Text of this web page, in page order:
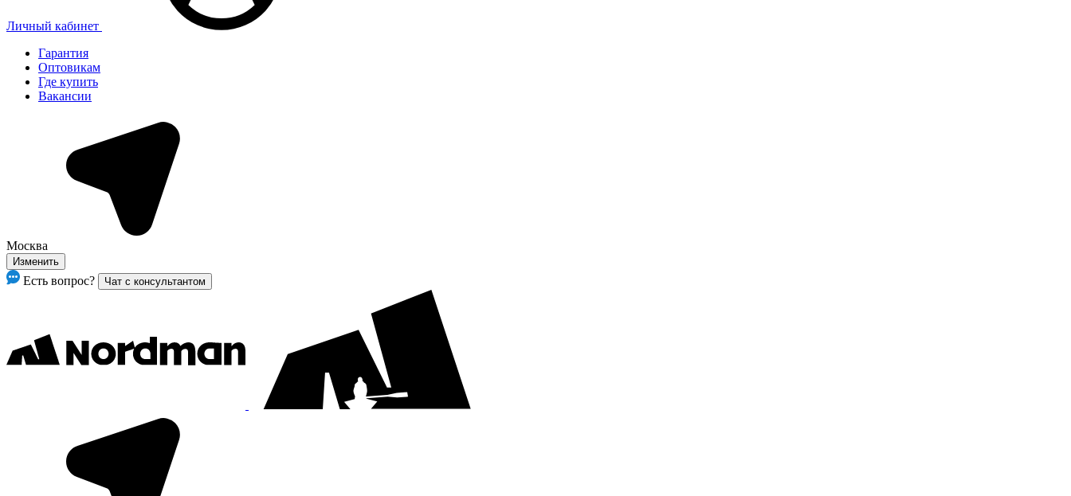
Личный кабинет
Гарантия
Оптовикам
Где купить
Вакансии
Москва
Изменить
Есть вопрос? Чат с консультантом